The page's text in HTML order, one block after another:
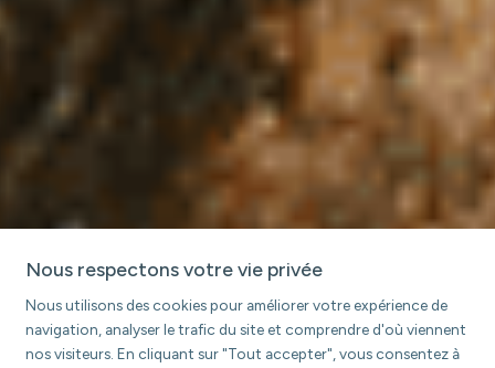
Nous respectons votre vie privée
Nous utilisons des cookies pour améliorer votre expérience de
navigation, analyser le trafic du site et comprendre d'où viennent
nos visiteurs. En cliquant sur "Tout accepter", vous consentez à